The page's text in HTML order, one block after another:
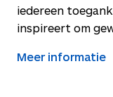
iedereen
inspireert om
Meer informatie